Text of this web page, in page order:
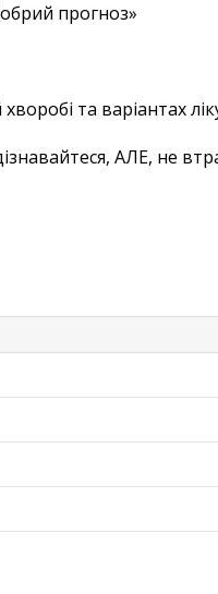
прогноз»
та варіантах
АЛЕ, не